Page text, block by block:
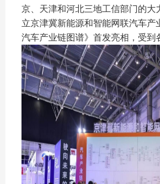
京、天津和河北三地工信部门的大
立京津冀新能源和智能网联汽车产
汽车产业链图谱》首发亮相，受到